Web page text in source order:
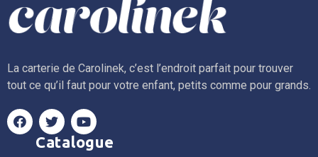
La carterie de Carolinek, c’est l’endroit parfait pour trouver
tout ce qu’il faut pour votre enfant, petits comme pour grands.
Catalogue